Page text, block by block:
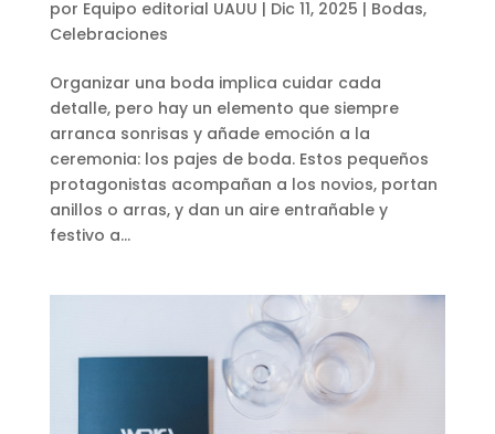
por Equipo editorial UAUU | Dic 11, 2025 | Bodas,
Celebraciones
Organizar una boda implica cuidar cada
detalle, pero hay un elemento que siempre
arranca sonrisas y añade emoción a la
ceremonia: los pajes de boda. Estos pequeños
protagonistas acompañan a los novios, portan
anillos o arras, y dan un aire entrañable y
festivo a...